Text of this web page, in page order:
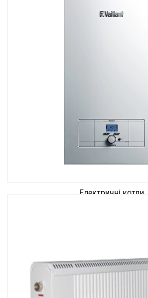
Електричні котли